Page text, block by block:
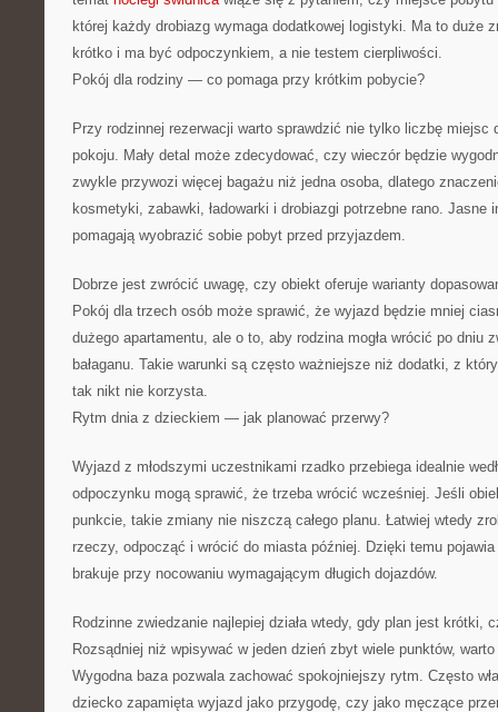
której każdy drobiazg wymaga dodatkowej logistyki. Ma to duże
krótko i ma być odpoczynkiem, a nie testem cierpliwości.
Pokój dla rodziny — co pomaga przy krótkim pobycie?
Przy rodzinnej rezerwacji warto sprawdzić nie tylko liczbę miejsc
pokoju. Mały detal może zdecydować, czy wieczór będzie
zwykle przywozi więcej bagażu niż jedna osoba, dlatego
kosmetyki, zabawki, ładowarki i drobiazgi potrzebne rano. Jasne
pomagają wyobrazić sobie pobyt przed przyjazdem.
Dobrze jest zwrócić uwagę, czy obiekt oferuje warianty
Pokój dla trzech osób może sprawić, że wyjazd będzie mniej
dużego apartamentu, ale o to, aby rodzina mogła wrócić po dniu
bałaganu. Takie warunki są często ważniejsze niż dodatki, z
tak nikt nie korzysta.
Rytm dnia z dzieckiem — jak planować przerwy?
Wyjazd z młodszymi uczestnikami rzadko przebiega idealnie
odpoczynku mogą sprawić, że trzeba wrócić wcześniej. Jeśli
punkcie, takie zmiany nie niszczą całego planu. Łatwiej wtedy
rzeczy, odpocząć i wrócić do miasta później. Dzięki temu
brakuje przy nocowaniu wymagającym długich dojazdów.
Rodzinne zwiedzanie najlepiej działa wtedy, gdy plan jest krótki,
Rozsądniej niż wpisywać w jeden dzień zbyt wiele punktów,
Wygodna baza pozwala zachować spokojniejszy rytm. Często
dziecko zapamięta wyjazd jako przygodę, czy jako męczące